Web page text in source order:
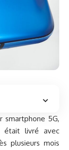
smartphone 5G,
était livré avec
plusieurs mois